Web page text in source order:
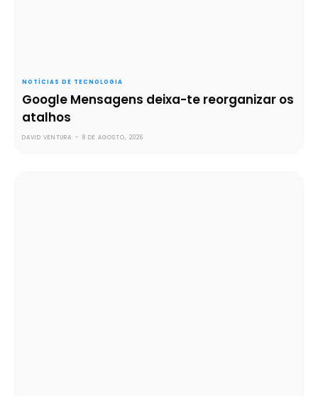
NOTÍCIAS DE TECNOLOGIA
Google Mensagens deixa-te reorganizar os
atalhos
DAVID VENTURA - 8 DE AGOSTO, 2026